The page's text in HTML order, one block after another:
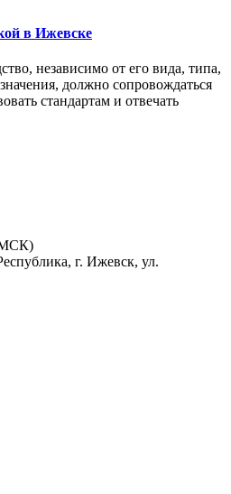
в Ижевске
независимо от его вида, типа,
должно сопровождаться
стандартам и отвечать
г. Ижевск, ул.